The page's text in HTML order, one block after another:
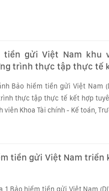
tiền gửi Việt Nam khu
trình thực tập thực tế
Bảo hiểm tiền gửi Việt Nam
thực tập thực tế kết hợp
viên Khoa Tài chính - Kế toán,
tiền gửi Việt Nam
1 Bảo hiểm tiền gửi Việt Nam